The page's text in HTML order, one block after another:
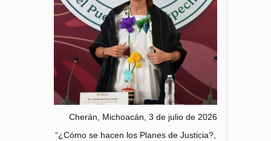
Cherán, Michoacán, 3 de julio de 2026
“¿Cómo se hacen los Planes de Justicia?,